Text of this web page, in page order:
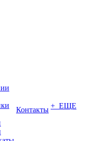
Контакты + ЕЩЕ